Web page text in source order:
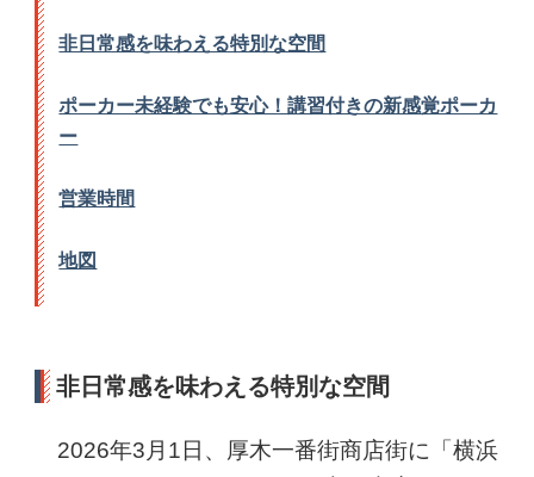
非日常感を味わえる特別な空間
ポーカー未経験でも安心！講習付きの新感覚ポーカ
ー
営業時間
地図
非日常感を味わえる特別な空間
2026年3月1日、厚木一番街商店街に「横浜